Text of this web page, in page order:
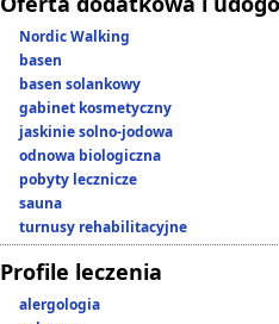
Nordic Walking
basen
basen solankowy
gabinet kosmetyczny
jaskinie solno-jodowa
odnowa biologiczna
pobyty lecznicze
sauna
turnusy rehabilitacyjne
Profile leczenia
alergologia